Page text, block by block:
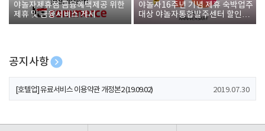
야놀자제휴점 금융혜택제공 위한
제휴 및 금융서비스 게시
야놀자16주년 기념 제휴 숙박업주
대상 야놀자통합발주센터 할인쿠
폰 증정
공지사항
[호텔업] 개인정보 처리방침 개정본1 (19.09.02)
[호텔업] 유료서비스 이용약관 개정본2 (19.09.02) 2019.07.30